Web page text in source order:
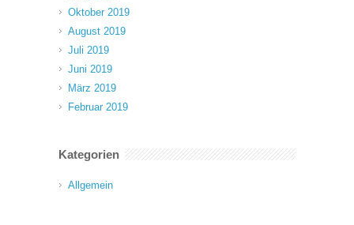
Oktober 2019
August 2019
Juli 2019
Juni 2019
März 2019
Februar 2019
Kategorien
Allgemein